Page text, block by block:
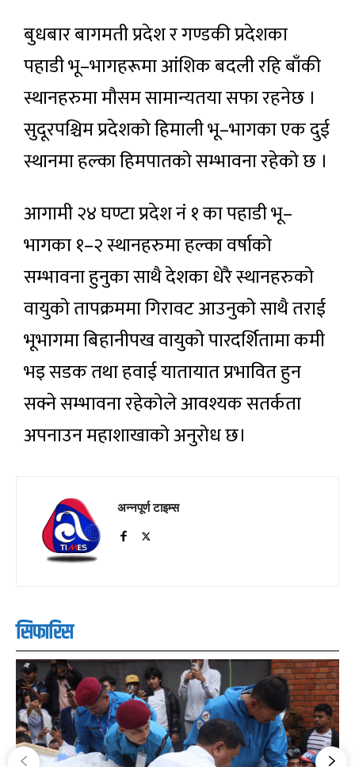
बुधबार बागमती प्रदेश र गण्डकी प्रदेशका
पहाडी भू–भागहरूमा आंशिक बदली रहि बाँकी
स्थानहरुमा मौसम सामान्यतया सफा रहनेछ ।
सुदूरपश्चिम प्रदेशको हिमाली भू–भागका एक दुई
स्थानमा हल्का हिमपातको सम्भावना रहेको छ ।
आगामी २४ घण्टा प्रदेश नं १ का पहाडी भू–
भागका १–२ स्थानहरुमा हल्का वर्षाको
सम्भावना हुनुका साथै देशका धेरै स्थानहरुको
वायुको तापक्रममा गिरावट आउनुको साथै तराई
भूभागमा बिहानीपख वायुको पारदर्शितामा कमी
भइ सडक तथा हवाई यातायात प्रभावित हुन
सक्ने सम्भावना रहेकोले आवश्यक सतर्कता
अपनाउन महाशाखाको अनुरोध छ।
अन्नपूर्ण टाइम्स
सिफारिस